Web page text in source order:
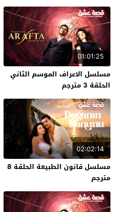
01:01:25
مسلسل الاعراف الموسم الثاني
الحلقة 3 مترجم
02:02:14
مسلسل قانون الطبيعة الحلقة 8
مترجم